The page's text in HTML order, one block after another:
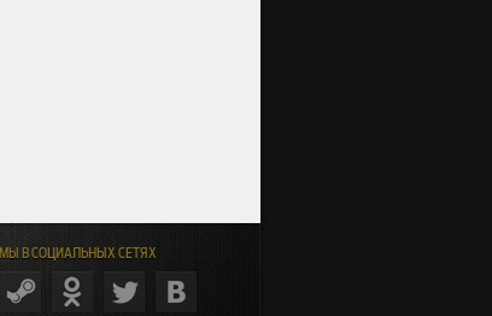
МЫ В СОЦИАЛЬНЫХ СЕТЯХ